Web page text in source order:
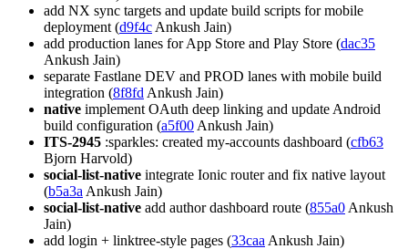
add NX sync targets and update build scripts for mobile
deployment (d9f4c Ankush Jain)
add production lanes for App Store and Play Store (dac35
Ankush Jain)
separate Fastlane DEV and PROD lanes with mobile build
integration (8f8fd Ankush Jain)
native implement OAuth deep linking and update Android
build configuration (a5f00 Ankush Jain)
ITS-2945 :sparkles: created my-accounts dashboard (cfb63
Bjorn Harvold)
social-list-native integrate Ionic router and fix native layout
(b5a3a Ankush Jain)
social-list-native add author dashboard route (855a0 Ankush
Jain)
add login + linktree-style pages (33caa Ankush Jain)